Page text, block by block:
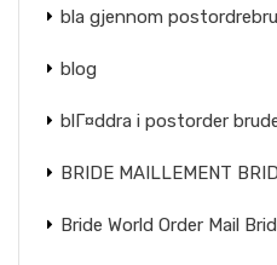
bla gjennom
blog
blГ¤ddra i postorder
BRIDE MAILLEMENT
Bride World Order Mail